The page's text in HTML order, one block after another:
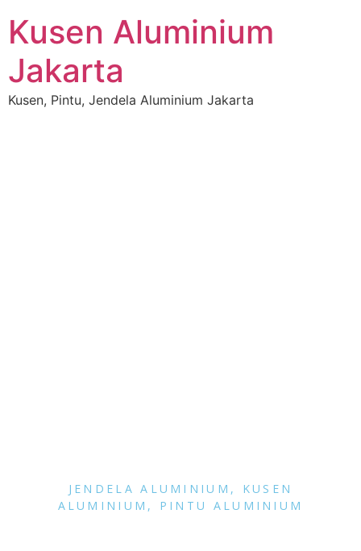
Kusen Aluminium
Jakarta
Kusen, Pintu, Jendela Aluminium Jakarta
JENDELA ALUMINIUM , KUSEN
ALUMINIUM , PINTU ALUMINIUM